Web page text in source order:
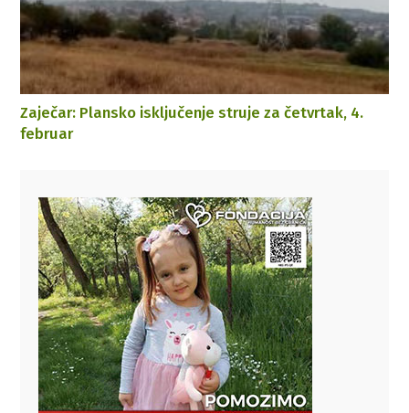
Zaječar: Plansko isključenje struje za četvrtak, 4.
februar